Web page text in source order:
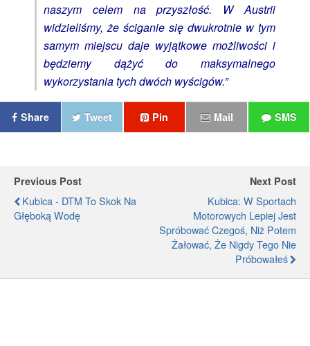
naszym celem na przyszłość. W Austrii
widzieliśmy, że ściganie się dwukrotnie w tym
samym miejscu daje wyjątkowe możliwości i
będziemy dążyć do maksymalnego
wykorzystania tych dwóch wyścigów.”
Share Tweet Pin Mail SMS
Previous Post
Kubica - DTM To Skok Na
Głęboką Wodę
Next Post
Kubica: W Sportach
Motorowych Lepiej Jest
Spróbować Czegoś, Niż Potem
Żałować, Że Nigdy Tego Nie
Próbowałeś